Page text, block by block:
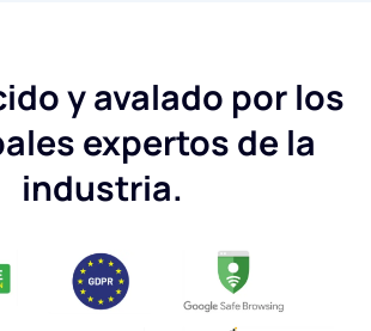
y avalado por los
expertos de la
industria.